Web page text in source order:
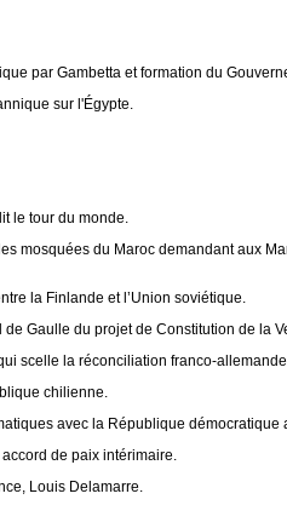
par Gambetta et formation du
sur l'Égypte.
le tour du monde.
mosquées du Maroc demandant aux
la Finlande et l’Union soviétique.
Gaulle du projet de Constitution de la
scelle la réconciliation franco-allemande.
chilienne.
avec la République démocratique
de paix intérimaire.
Louis Delamarre.